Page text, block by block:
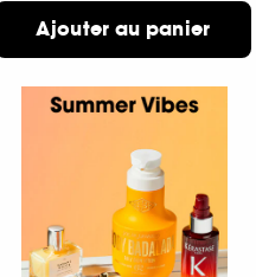
Ajouter au panier